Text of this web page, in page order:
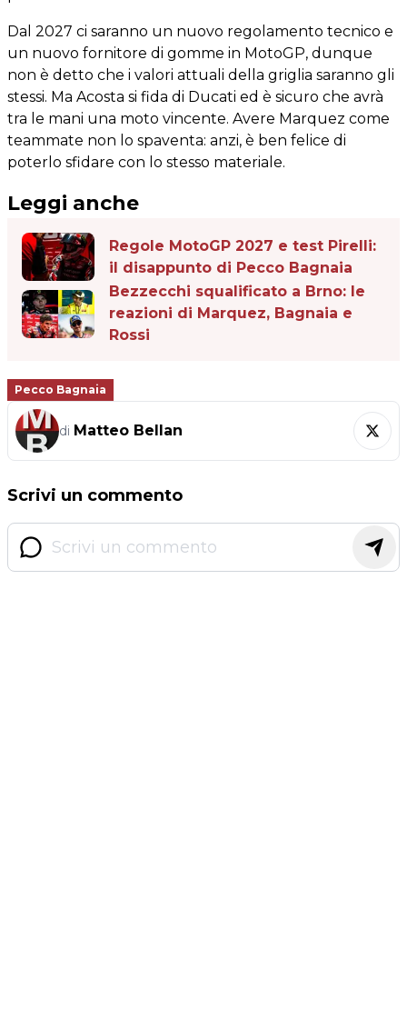
Dal 2027 ci saranno un nuovo regolamento tecnico e
un nuovo fornitore di gomme in MotoGP, dunque
non è detto che i valori attuali della griglia saranno gli
stessi. Ma Acosta si fida di Ducati ed è sicuro che avrà
tra le mani una moto vincente. Avere Marquez come
teammate non lo spaventa: anzi, è ben felice di
poterlo sfidare con lo stesso materiale.
Leggi anche
Regole MotoGP 2027 e test Pirelli:
il disappunto di Pecco Bagnaia
Bezzecchi squalificato a Brno: le
reazioni di Marquez, Bagnaia e
Rossi
Pecco Bagnaia
di Matteo Bellan
Scrivi un commento